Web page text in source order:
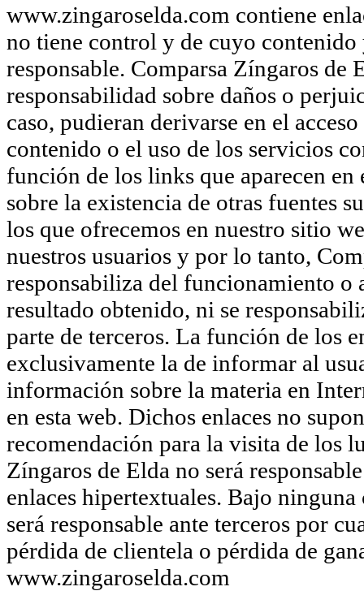
www.zingaroselda.com contiene
no tiene control y de cuyo
responsable. Comparsa Zíngaros de
responsabilidad sobre daños o
caso, pudieran derivarse en el
contenido o el uso de los servicios
función de los links que aparecen
sobre la existencia de otras fuentes
los que ofrecemos en nuestro sitio
nuestros usuarios y por lo tanto,
responsabiliza del funcionamiento o
resultado obtenido, ni se
parte de terceros. La función de los
exclusivamente la de informar al
información sobre la materia en
en esta web. Dichos enlaces no
recomendación para la visita de los
Zíngaros de Elda no será
enlaces hipertextuales. Bajo
será responsable ante terceros por
pérdida de clientela o pérdida de
www.zingaroselda.com